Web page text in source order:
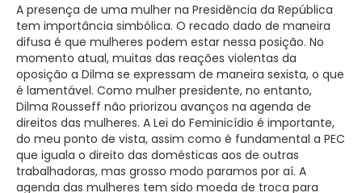
A presença de uma mulher na Presidência da República
tem importância simbólica. O recado dado de maneira
difusa é que mulheres podem estar nessa posição. No
momento atual, muitas das reações violentas da
oposição a Dilma se expressam de maneira sexista, o que
é lamentável. Como mulher presidente, no entanto,
Dilma Rousseff não priorizou avanços na agenda de
direitos das mulheres. A Lei do Feminicídio é importante,
do meu ponto de vista, assim como é fundamental a PEC
que iguala o direito das domésticas aos de outras
trabalhadoras, mas grosso modo paramos por aí. A
agenda das mulheres tem sido moeda de troca para